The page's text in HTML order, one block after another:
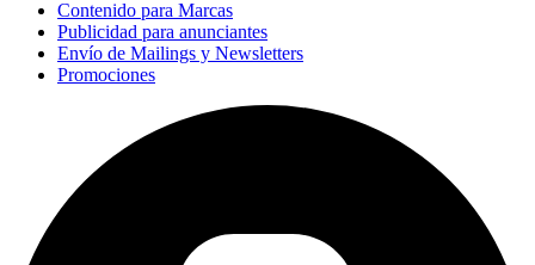
Contenido para Marcas
Publicidad para anunciantes
Envío de Mailings y Newsletters
Promociones